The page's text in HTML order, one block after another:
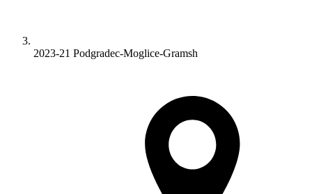
2023-21 Podgradec-Moglice-Gramsh